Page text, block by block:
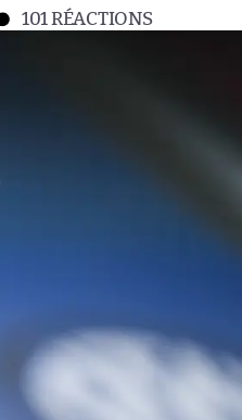
101 RÉACTIONS